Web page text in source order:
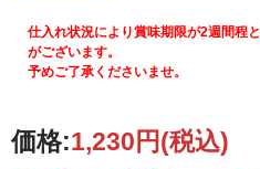
仕入れ状況により賞味期限が2週間程
がございます。
予めご了承くださいませ。
価格:1,230円(税込)